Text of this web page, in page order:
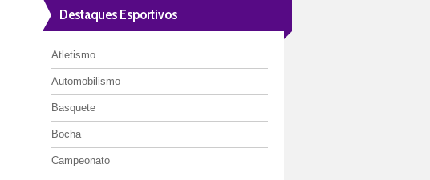
Destaques Esportivos
Atletismo
Automobilismo
Basquete
Bocha
Campeonato